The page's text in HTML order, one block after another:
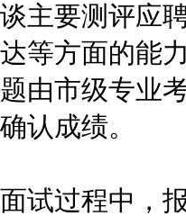
主要测评应
等方面的能
由市级专业
认成绩。
过程中，报